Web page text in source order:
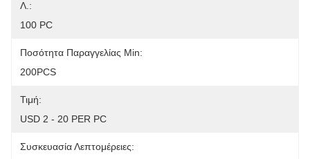
Λ.:
100 PC
Ποσότητα Παραγγελίας Min:
200PCS
Τιμή:
USD 2 - 20 PER PC
Συσκευασία Λεπτομέρειες: